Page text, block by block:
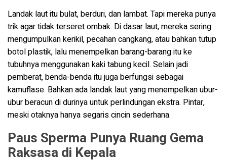
Landak laut itu bulat, berduri, dan lambat. Tapi mereka punya
trik agar tidak terseret ombak. Di dasar laut, mereka sering
mengumpulkan kerikil, pecahan cangkang, atau bahkan tutup
botol plastik, lalu menempelkan barang-barang itu ke
tubuhnya menggunakan kaki tabung kecil. Selain jadi
pemberat, benda-benda itu juga berfungsi sebagai
kamuflase. Bahkan ada landak laut yang menempelkan ubur-
ubur beracun di durinya untuk perlindungan ekstra. Pintar,
meski otaknya hanya segaris cincin sederhana.
Paus Sperma Punya Ruang Gema
Raksasa di Kepala